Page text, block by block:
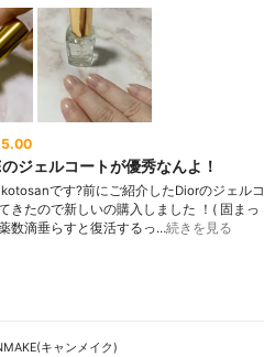
5.00
ジェルコートが優秀なんよ！
です?前にご紹介したDiorのジェルコ
きたので新しいの購入しました ！( 固まっ
数滴垂らすと復活するっ…続きを見る
キャンメイク)